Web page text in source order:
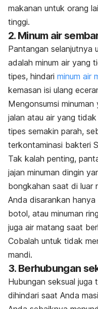
makanan untuk orang
tinggi.
2. Minum air
Pantangan selanjutnya
adalah minum air yang
tipes, hindari minum air
kemasan isi ulang
Mengonsumsi
jalan atau air yang
tipes semakin parah,
terkontaminasi bakteri
Tak kalah penting,
jajan minuman dingin
bongkahan saat di luar
Anda disarankan hanya
botol, atau minuman
juga air matang saat
Cobalah untuk tidak
mandi.
3. Berhubungan
Hubungan seksual juga
dihindari saat Anda